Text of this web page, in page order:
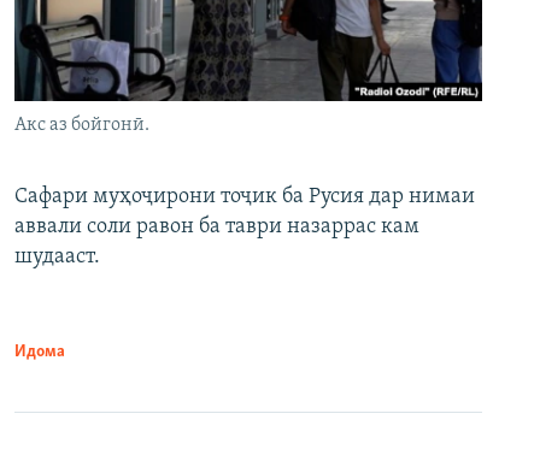
Акс аз бойгонӣ.
Сафари муҳоҷирони тоҷик ба Русия дар нимаи
аввали соли равон ба таври назаррас кам
шудааст.
Идома